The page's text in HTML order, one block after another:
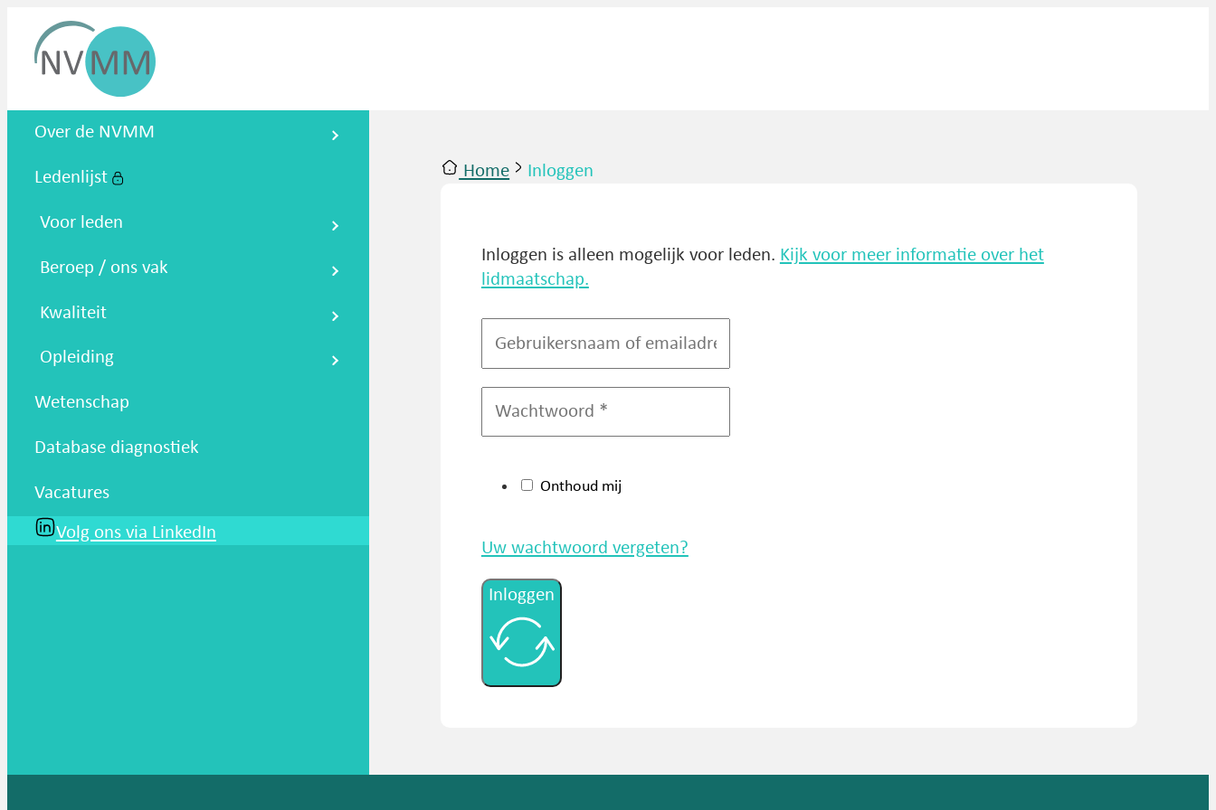
Nederlandse Vereniging voor
Over de NVMM
Ledenlijst
Voor leden
Beroep / ons vak
Kwaliteit
Opleiding
Wetenschap
Database diagnostiek
Vacatures
Volg ons via LinkedIn
Home Inloggen
Inloggen is alleen mogelijk voor leden. Kijk voor meer informatie over het
lidmaatschap.
Onthoud mij
Uw wachtwoord vergeten?
Inloggen